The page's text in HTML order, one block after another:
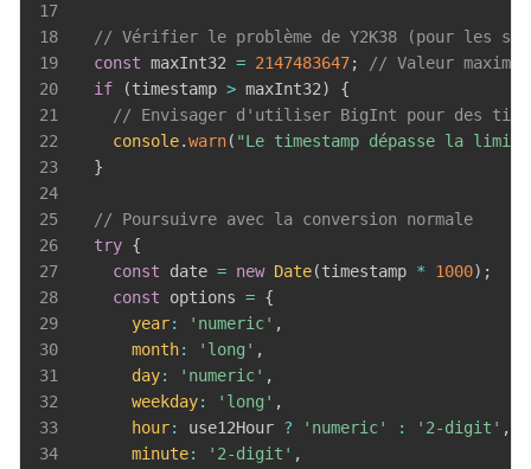
17
18
// Vérifier le problème de Y2K38 (pour les
19
const maxInt32 = 2147483647;
// Valeur
20
if (timestamp > maxInt32)
{
21
// Envisager d'utiliser BigInt pour des
22
console.warn( "Le timestamp dépasse la
23
}
24
25
// Poursuivre avec la conversion normale
26
try {
27
const date = new Date(timestamp * 1000) ;
28
const options = {
29
year: 'numeric' ,
30
month: 'long' ,
31
day: 'numeric' ,
32
weekday: 'long' ,
33
hour: use12Hour ? 'numeric' : '2-digit' ,
34
minute: '2-digit' ,